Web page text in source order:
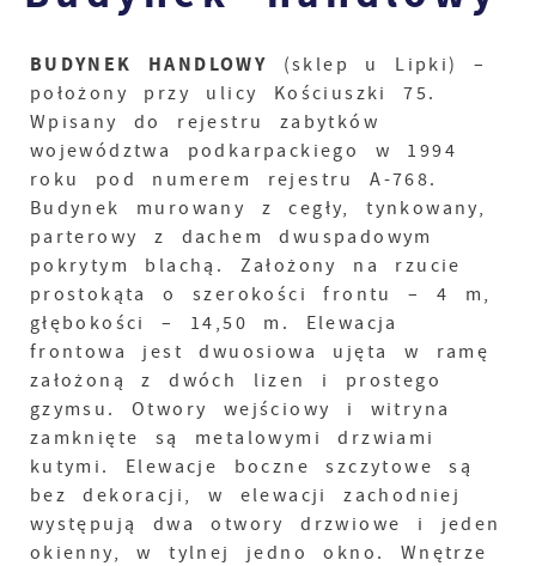
BUDYNEK HANDLOWY (sklep u Lipki) –
położony przy ulicy Kościuszki 75.
Wpisany do rejestru zabytków
województwa podkarpackiego w 1994
roku pod numerem rejestru A-768.
Budynek murowany z cegły, tynkowany,
parterowy z dachem dwuspadowym
pokrytym blachą. Założony na rzucie
prostokąta o szerokości frontu – 4 m,
głębokości – 14,50 m. Elewacja
frontowa jest dwuosiowa ujęta w ramę
założoną z dwóch lizen i prostego
gzymsu. Otwory wejściowy i witryna
zamknięte są metalowymi drzwiami
kutymi. Elewacje boczne szczytowe są
bez dekoracji, w elewacji zachodniej
występują dwa otwory drzwiowe i jeden
okienny, w tylnej jedno okno. Wnętrze